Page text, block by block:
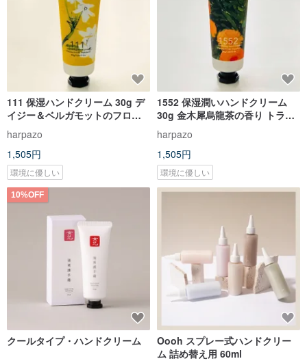
111 保湿ハンドクリーム 30g デ
イジー＆ベルガモットのフロー
ラルアロマ トラベルサイズ バッ
グイン
harpazo
1,505円
環境に優しい
1552 保湿潤いハンドクリーム
30g 金木犀烏龍茶の香り トラベ
ルサイズ バッグや車内に
harpazo
1,505円
環境に優しい
10%OFF
クールタイプ・ハンドクリーム
Oooh スプレー式ハンドクリー
ム 詰め替え用 60ml